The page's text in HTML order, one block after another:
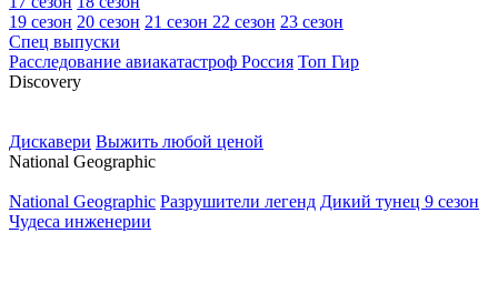
19 сезон 20 сезон 21 сезон 22 сезон 23 сезон
Спец выпуски
Расследование авиакатастроф Россия Топ Гир
Discovery
Дискавери Выжить любой ценой
National Geographic
National Geographic Разрушители легенд Дикий тунец 9 сезон
Чудеса инженерии